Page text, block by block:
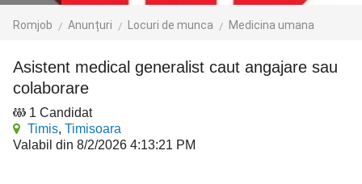
Romjob Anunțuri Locuri de munca Medicina umana
asistent medical generalist caut angajare sau
colaborare
1 Candidat
Timis, Timisoara
Valabil din 8/2/2026 4:13:21 PM